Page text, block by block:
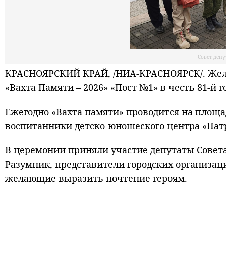
Совет
КРАСНОЯРСКИЙ КРАЙ, /НИА-КРАСНОЯРСК/.
«Вахта Памяти – 2026» «Пост №1» в честь 81-
Ежегодно «Вахта памяти» проводится на
воспитанники детско-юношеского центра
В церемонии приняли участие депутаты
Разумник, представители городских
желающие выразить почтение героям.